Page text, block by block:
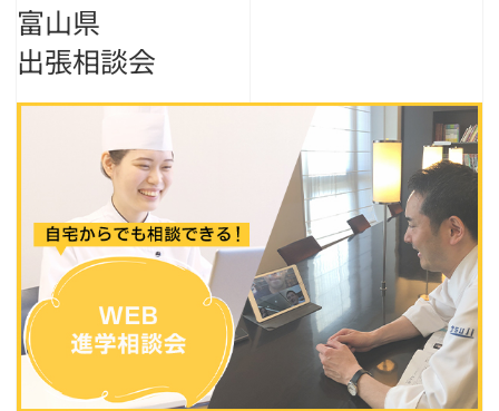
富山県
出張相談会